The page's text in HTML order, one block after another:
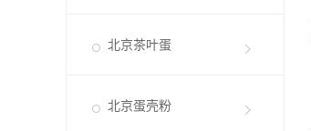
北京茶叶蛋
北京蛋壳粉